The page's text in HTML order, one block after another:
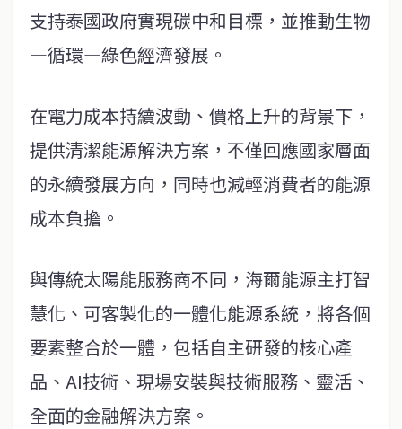
支持泰國政府實現碳中和目標，並推動生物
—循環—綠色經濟發展。
在電力成本持續波動、價格上升的背景下，
提供清潔能源解決方案，不僅回應國家層面
的永續發展方向，同時也減輕消費者的能源
成本負擔。
與傳統太陽能服務商不同，海爾能源主打智
慧化、可客製化的一體化能源系統，將各個
要素整合於一體，包括自主研發的核心產
品、AI技術、現場安裝與技術服務、靈活、
全面的金融解決方案。